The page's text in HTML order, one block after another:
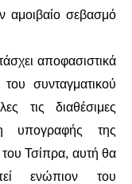
αμοιβαίο σεβασμό
αποφασιστικά
συνταγματικού
τις διαθέσιμες
υπογραφής της
Τσίπρα, αυτή θα
ενώπιον του